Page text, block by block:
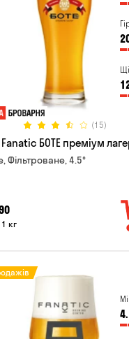
(15)
БОТЕ преміум
Фільтроване, 4.5°
кг